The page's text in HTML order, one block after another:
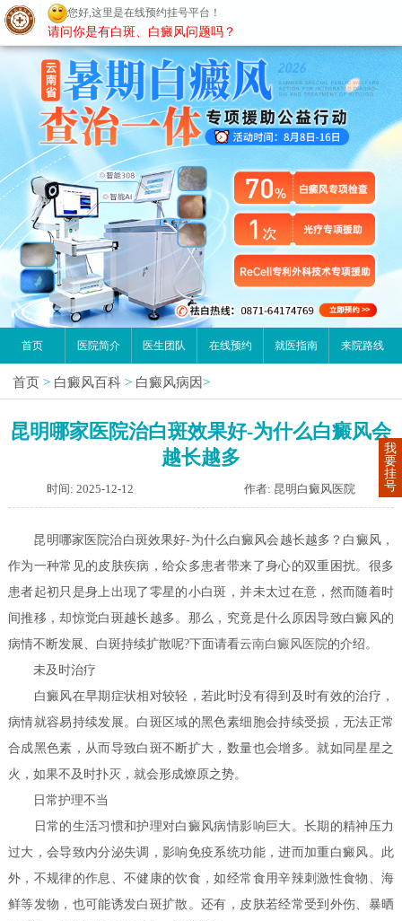
昆明白癜风医院
首页 医院简介 医生团队 在线预约 就医指南 来院路线
首页 > 白癜风百科 > 白癜风病因>
昆明哪家医院治白斑效果好-为什么白癜风会
越长越多
时间: 2025-12-12 作者: 昆明白癜风医院
昆明哪家医院治白斑效果好-为什么白癜风会越长越多？白癜风，
作为一种常见的皮肤疾病，给众多患者带来了身心的双重困扰。很多
患者起初只是身上出现了零星的小白斑，并未太过在意，然而随着时
间推移，却惊觉白斑越长越多。那么，究竟是什么原因导致白癜风的
病情不断发展、白斑持续扩散呢?下面请看云南白癜风医院的介绍。
未及时治疗
白癜风在早期症状相对较轻，若此时没有得到及时有效的治疗，
病情就容易持续发展。白斑区域的黑色素细胞会持续受损，无法正常
合成黑色素，从而导致白斑不断扩大，数量也会增多。就如同星星之
火，如果不及时扑灭，就会形成燎原之势。
日常护理不当
日常的生活习惯和护理对白癜风病情影响巨大。长期的精神压力
过大，会导致内分泌失调，影响免疫系统功能，进而加重白癜风。此
外，不规律的作息、不健康的饮食，如经常食用辛辣刺激性食物、海
鲜等发物，也可能诱发白斑扩散。还有，皮肤若经常受到外伤、暴晒
我
要
挂
号
您好,这里是在线预约挂号平台！
请问你是有白斑、白癜风问题吗？